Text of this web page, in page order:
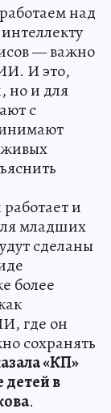
над
— важно
И это,
но и для
с
живых
и
младших
сделаны
более
где он
сохранять
«КП»
детей в
.